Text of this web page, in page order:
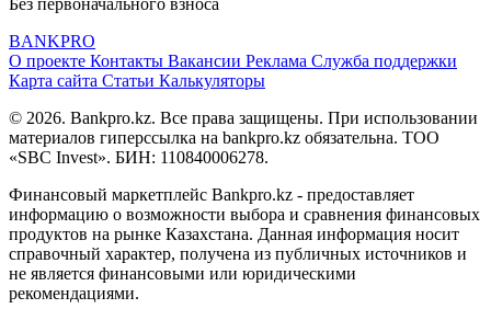
Без первоначального взноса
BANKPRO
О проекте Контакты Вакансии Реклама Служба поддержки
Карта сайта Статьи Калькуляторы
© 2026. Bankpro.kz. Все права защищены. При использовании
материалов гиперссылка на bankpro.kz обязательна. ТОО
«SBC Invest». БИН: 110840006278.
Финансовый маркетплейс Bankpro.kz - предоставляет
информацию о возможности выбора и сравнения финансовых
продуктов на рынке Казахстана. Данная информация носит
справочный характер, получена из публичных источников и
не является финансовыми или юридическими
рекомендациями.